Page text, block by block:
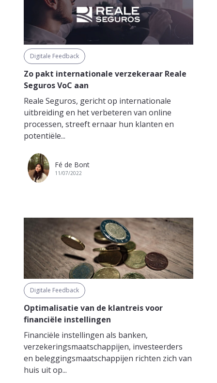
Digitale Feedback
Zo pakt internationale verzekeraar Reale
Seguros VoC aan
Reale Seguros, gericht op internationale
uitbreiding en het verbeteren van online
processen, streeft ernaar hun klanten en
potentiële...
Fé de Bont
11/07/2022
Digitale Feedback
Optimalisatie van de klantreis voor
financiële instellingen
Financiële instellingen als banken,
verzekeringsmaatschappijen, investeerders
en beleggingsmaatschappijen richten zich van
huis uit op...